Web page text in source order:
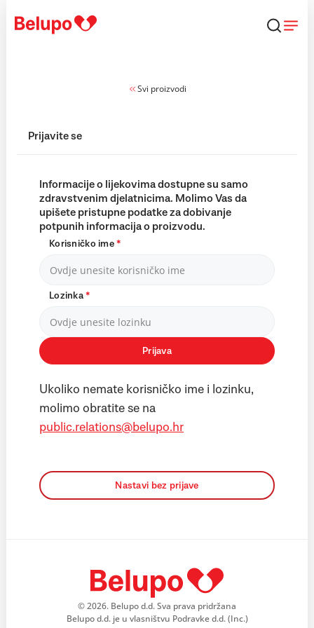
Svi proizvodi
Prijavite se
Informacije o lijekovima dostupne su samo
zdravstvenim djelatnicima. Molimo Vas da
upišete pristupne podatke za dobivanje
potpunih informacija o proizvodu.
Korisničko ime*
Lozinka*
Prijava
Ukoliko nemate korisničko ime i lozinku,
molimo obratite se na
public.relations@belupo.hr
Nastavi bez prijave
© 2026. Belupo d.d. Sva prava pridržana
Belupo d.d. je u vlasništvu Podravke d.d. (Inc.)